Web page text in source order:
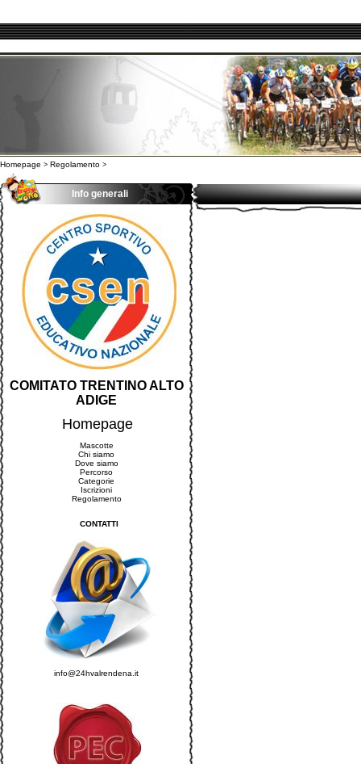
Homepage > Regolamento >
Info generali
COMITATO TRENTINO ALTO
ADIGE
Homepage
Mascotte
Chi siamo
Dove siamo
Percorso
Categorie
Iscrizioni
Regolamento
CONTATTI
info@24hvalrendena.it